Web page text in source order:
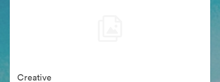
Creative